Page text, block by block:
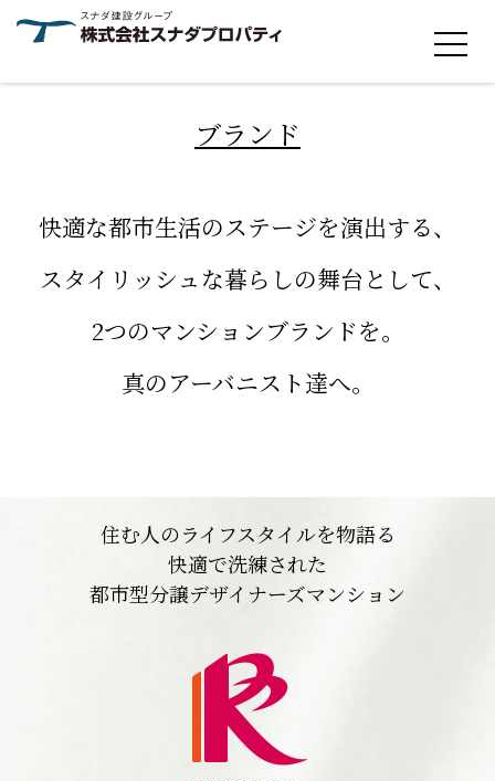
ブランド
快適な都市生活のステージを演出する、
スタイリッシュな暮らしの舞台として、
2つのマンションブランドを。
真のアーバニスト達へ。
住む人のライフスタイルを物語る
快適で洗練された
都市型分譲デザイナーズマンション